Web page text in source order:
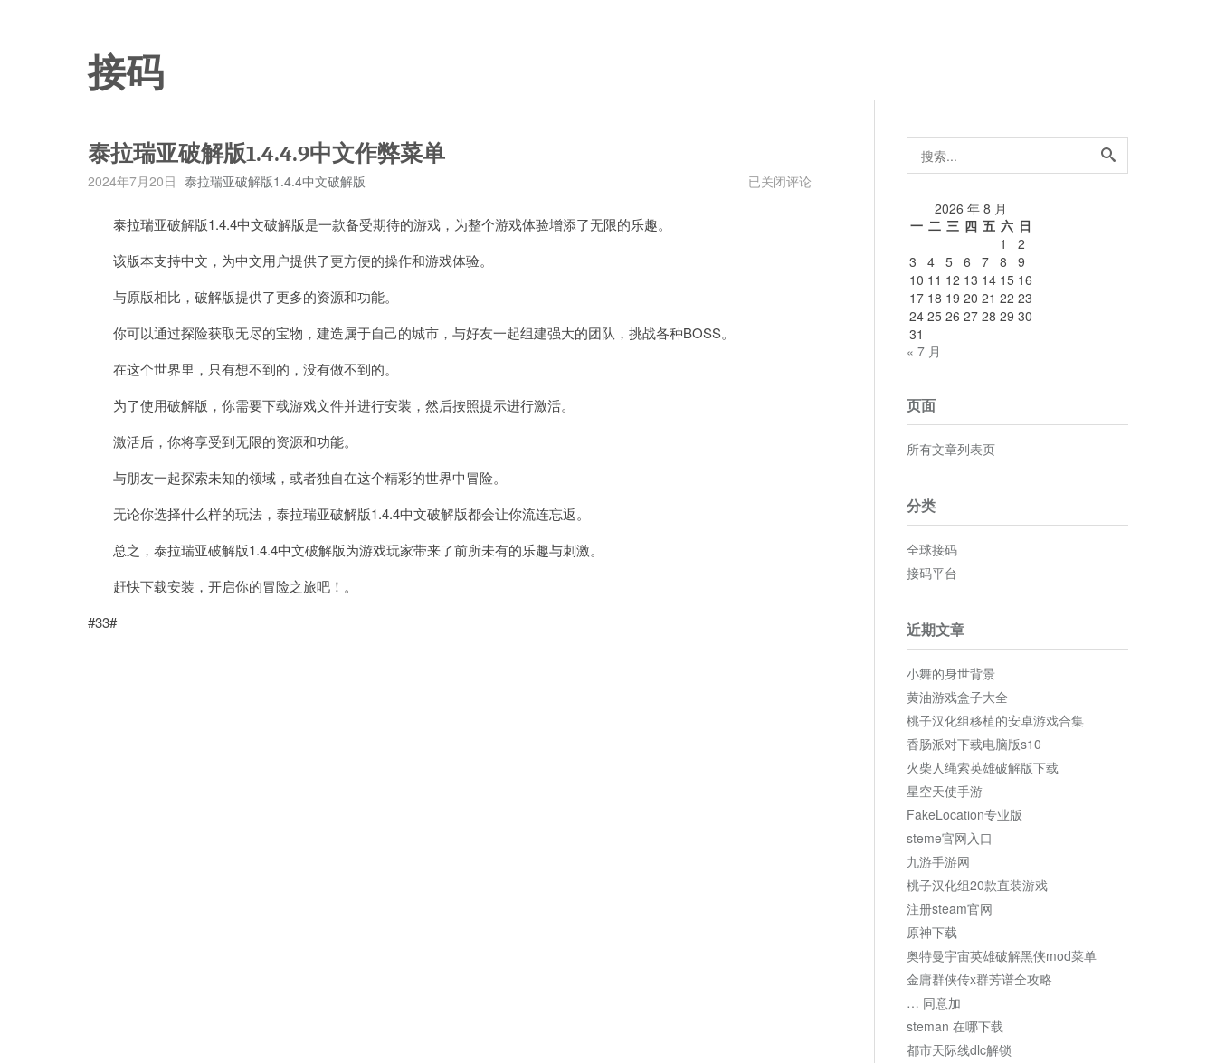
接码
泰拉瑞亚破解版1.4.4.9中文作弊菜单
2024年7月20日 泰拉瑞亚破解版1.4.4中文破解版
泰
已关闭评论
泰拉瑞亚破解版1.4.4中文破解版是一款备受期待的游戏，为整个游戏体验增添了无限的乐趣。
该版本支持中文，为中文用户提供了更方便的操作和游戏体验。
与原版相比，破解版提供了更多的资源和功能。
你可以通过探险获取无尽的宝物，建造属于自己的城市，与好友一起组建强大的团队，挑战各种BOSS。
在这个世界里，只有想不到的，没有做不到的。
为了使用破解版，你需要下载游戏文件并进行安装，然后按照提示进行激活。
激活后，你将享受到无限的资源和功能。
与朋友一起探索未知的领域，或者独自在这个精彩的世界中冒险。
无论你选择什么样的玩法，泰拉瑞亚破解版1.4.4中文破解版都会让你流连忘返。
总之，泰拉瑞亚破解版1.4.4中文破解版为游戏玩家带来了前所未有的乐趣与刺激。
赶快下载安装，开启你的冒险之旅吧！。
#33#
搜
索...
2026 年 8 月
一 二 三 四 五 六 日
1
2
3
4 5 6 7 8
9
10 11 12 13 14 15 16
17 18 19 20 21 22 23
24 25 26 27 28 29 30
31
« 7 月
页面
所有文章列表页
分类
全球接码
接码平台
近期文章
小舞的身世背景
黄油游戏盒子大全
桃子汉化组移植的安卓游戏合集
香肠派对下载电脑版s10
火柴人绳索英雄破解版下载
星空天使手游
FakeLocation专业版
steme官网入口
九游手游网
桃子汉化组20款直装游戏
注册steam官网
原神下载
奥特曼宇宙英雄破解黑侠mod菜单
金庸群侠传x群芳谱全攻略
… 同意加
steman 在哪下载
都市天际线dlc解锁